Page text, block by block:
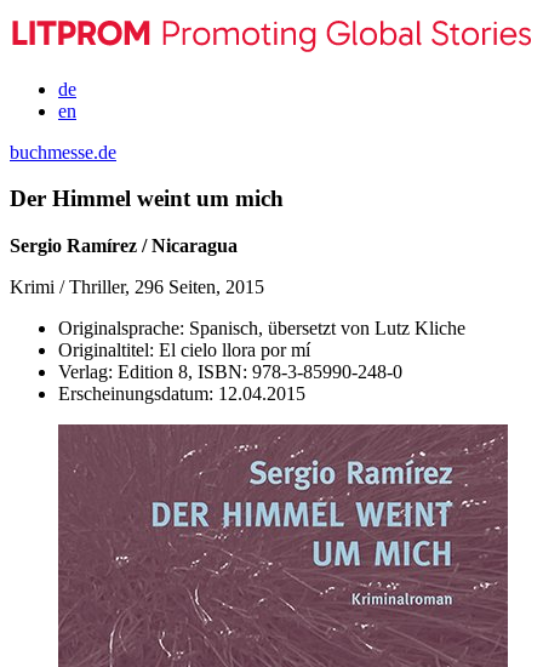
de
en
buchmesse.de
Der Himmel weint um mich
Sergio Ramírez / Nicaragua
Krimi / Thriller, 296 Seiten, 2015
Originalsprache: Spanisch, übersetzt von Lutz Kliche
Originaltitel: El cielo llora por mí
Verlag: Edition 8, ISBN: 978-3-85990-248-0
Erscheinungsdatum: 12.04.2015